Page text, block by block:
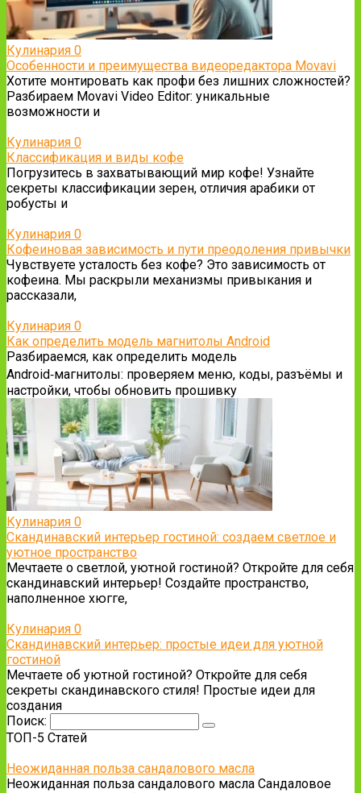
Кулинария 0
Особенности и преимущества видеоредактора Movavi
Хотите монтировать как профи без лишних сложностей?
Разбираем Movavi Video Editor: уникальные
возможности и
Кулинария 0
Классификация и виды кофе
Погрузитесь в захватывающий мир кофе! Узнайте
секреты классификации зерен, отличия арабики от
робусты и
Кулинария 0
Кофеиновая зависимость и пути преодоления привычки
Чувствуете усталость без кофе? Это зависимость от
кофеина. Мы раскрыли механизмы привыкания и
рассказали,
Кулинария 0
Как определить модель магнитолы Android
Разбираемся, как определить модель
Android‑магнитолы: проверяем меню, коды, разъёмы и
настройки, чтобы обновить прошивку
Кулинария 0
Скандинавский интерьер гостиной: создаем светлое и
уютное пространство
Мечтаете о светлой, уютной гостиной? Откройте для себя
скандинавский интерьер! Создайте пространство,
наполненное хюгге,
Кулинария 0
Скандинавский интерьер: простые идеи для уютной
гостиной
Мечтаете об уютной гостиной? Откройте для себя
секреты скандинавского стиля! Простые идеи для
создания
Поиск:
ТОП-5 Статей
Неожиданная польза сандалового масла
Неожиданная польза сандалового масла Сандаловое